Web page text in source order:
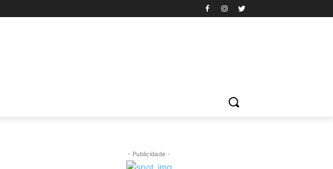
- Publicidade -